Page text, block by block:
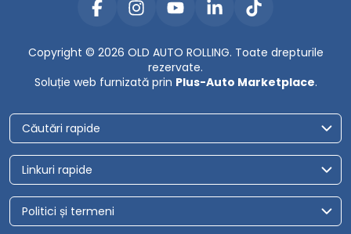
Copyright © 2026 OLD AUTO ROLLING. Toate drepturile
rezervate.
Soluție web furnizată prin Plus-Auto Marketplace.
Căutări rapide
Linkuri rapide
Politici și termeni